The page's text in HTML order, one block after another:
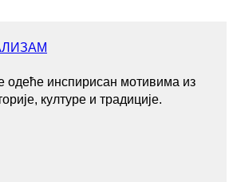
одеће инспирисан мотивима из
културе и традиције.